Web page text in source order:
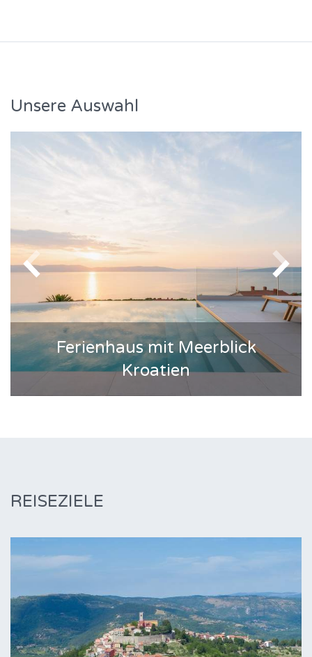
Unsere Auswahl
Ferienhaus mit Meerblick
Kroatien
REISEZIELE